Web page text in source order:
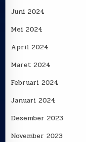
Juni 2024
Mei 2024
April 2024
Maret 2024
Februari 2024
Januari 2024
Desember 2023
November 2023